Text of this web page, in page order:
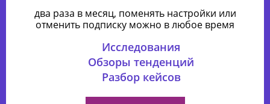
два раза в месяц, поменять настройки или
отменить подписку можно в любое время
Исследования
Обзоры тенденций
Разбор кейсов